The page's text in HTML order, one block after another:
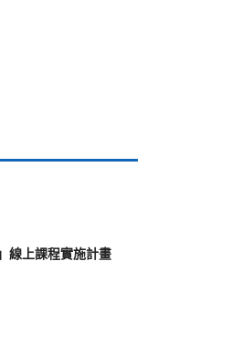
線上課程實施計畫